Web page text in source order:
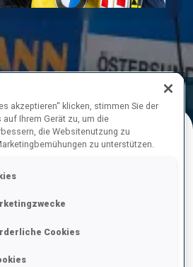
Video
akzeptieren“ klicken, stimmen Sie der
Ihrem Gerät zu, um die
die Websitenutzung zu
zu unterstützen.
Cookies